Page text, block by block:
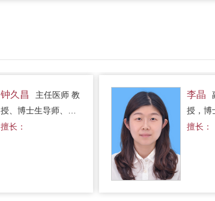
钟久昌
主任医师 教
授、博士生导师、博
士后合作导师
擅长：
李晶
授，博
擅长：